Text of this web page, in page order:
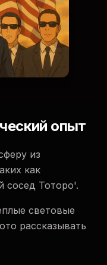
опыт
из
как
сосед Тоторо'.
световые
рассказывать